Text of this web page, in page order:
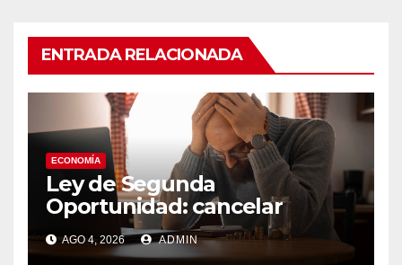
ENTRADA RELACIONADA
ECONOMÍA
Ley de Segunda
Oportunidad: cancelar
deudas y recuperar
estabilidad
AGO 4, 2026 ADMIN